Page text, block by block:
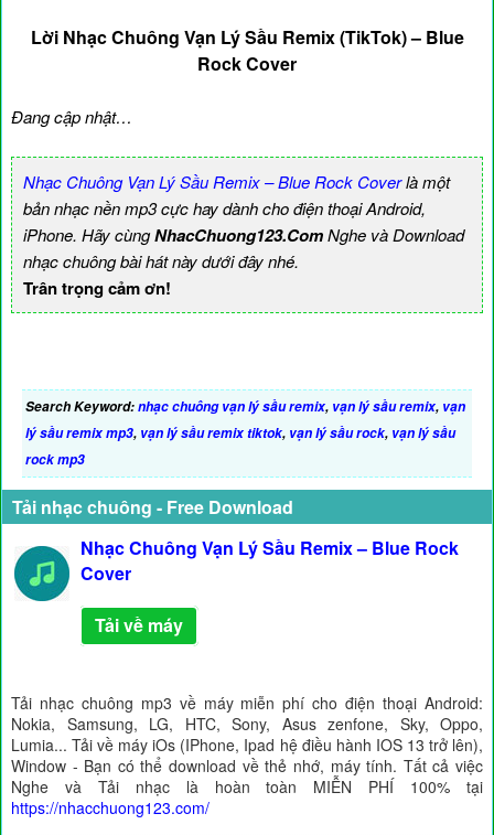
Lời Nhạc Chuông Vạn Lý Sầu Remix (TikTok) – Blue
Rock Cover
Đang cập nhật…
Nhạc Chuông Vạn Lý Sầu Remix – Blue Rock Coverlà một
bản nhạc nền mp3 cực hay dành cho điện thoại Android,
iPhone. Hãy cùngNhacChuong123.ComNghe và Download
nhạc chuông bài hát này dưới đây nhé.
Trân trọng cảm ơn!
Search Keyword:nhạc chuông vạn lý sầu remix, vạn lý sầu remix, vạn
lý sầu remix mp3, vạn lý sầu remix tiktok, vạn lý sầu rock, vạn lý sầu
rock mp3
Tải nhạc chuông - Free Download
Nhạc Chuông Vạn Lý Sầu Remix – Blue Rock
Cover
Tải về máy
Tải nhạc chuông mp3 về máy miễn phí cho điện thoại Android:
Nokia, Samsung, LG, HTC, Sony, Asus zenfone, Sky, Oppo,
Lumia... Tải về máy iOs (IPhone, Ipad hệ điều hành IOS 13 trở lên),
Window - Bạn có thể download về thẻ nhớ, máy tính. Tất cả việc
Nghe và Tải nhạc là hoàn toàn MIỄN PHÍ 100% tại
https://nhacchuong123.com/